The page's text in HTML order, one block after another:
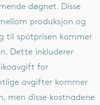
døgnet. Disse
produksjon og
til spotprisen kommer
Dette inkluderer
for
avgifter kommer
men disse kostnadene